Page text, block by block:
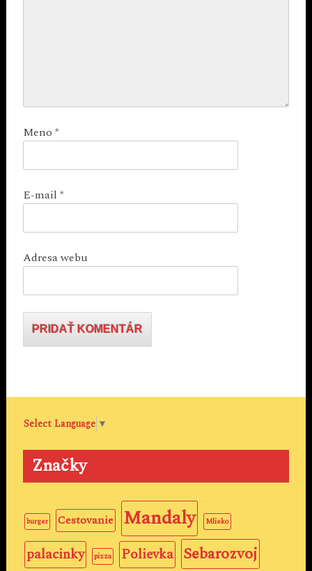
Meno *
E-mail *
Adresa webu
Select Language ▼
Značky
burger Cestovanie Mandaly Mlieko
palacinky pizza Polievka Sebarozvoj